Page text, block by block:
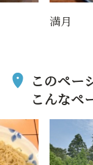
満月
このペー
こんなペ